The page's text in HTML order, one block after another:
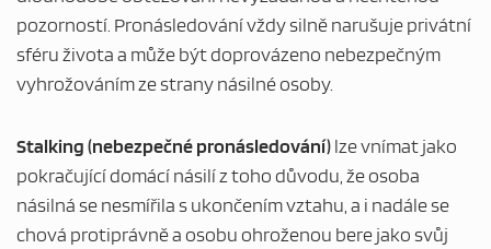
NABÍDKA ZAMĚSTNÁNÍ
CHCI DAROVAT
pozorností. Pronásledování vždy silně narušuje privátní
sféru života a může být doprovázeno nebezpečným
vyhrožováním ze strany násilné osoby.
Stalking (nebezpečné pronásledování)lze vnímat jako
pokračující domácí násilí z toho důvodu, že osoba
násilná se nesmířila s ukončením vztahu, a i nadále se
chová protiprávně a osobu ohroženou bere jako svůj